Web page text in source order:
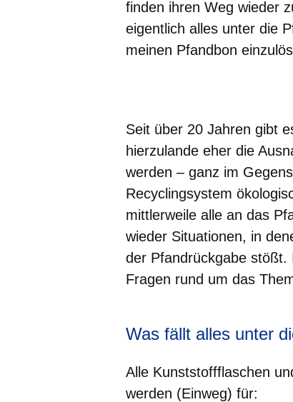
finden ihren Weg wieder
eigentlich alles unter die
meinen Pfandbon
Seit über 20 Jahren gibt
hierzulande eher die
werden – ganz im
Recyclingsystem
mittlerweile alle an das
wieder Situationen, in
der Pfandrückgabe stößt.
Fragen rund um das
Was fällt alles unter
Alle Kunststoffflaschen
werden (Einweg) für: